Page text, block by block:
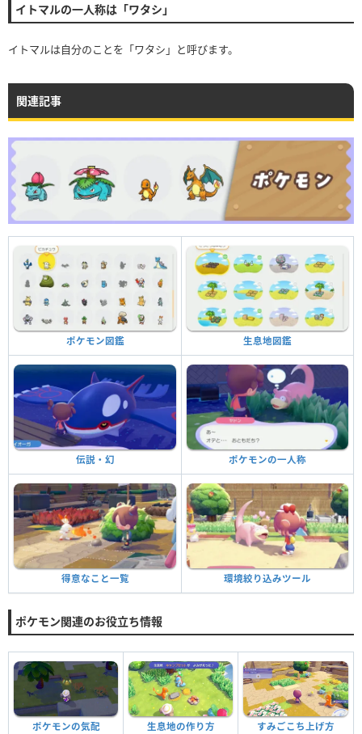
イトマルの一人称は「ワタシ」
イトマルは自分のことを「ワタシ」と呼びます。
関連記事
ポケモン図鑑 生息地図鑑
伝説・幻 ポケモンの一人称
得意なこと一覧 環境絞り込みツール
ポケモン関連のお役立ち情報
ポケモンの気配 生息地の作り方 すみごこち上げ方